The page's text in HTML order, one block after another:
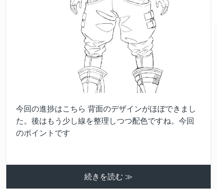
今回の進捗はこちら 背面のデザインがほぼできまし
た。後はもう少し線を整理しつつ配色ですね。今回
のポイントです
続きを読む ≫